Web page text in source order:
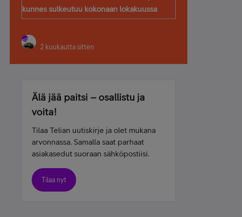
kunnes sulkeutuu kokonaan lokakuussa
2 kuukautta sitten
Älä jää paitsi – osallistu ja
voita!
Tilaa Telian uutiskirje ja olet mukana
arvonnassa. Samalla saat parhaat
asiakasedut suoraan sähköpostiisi.
Tilaa nyt